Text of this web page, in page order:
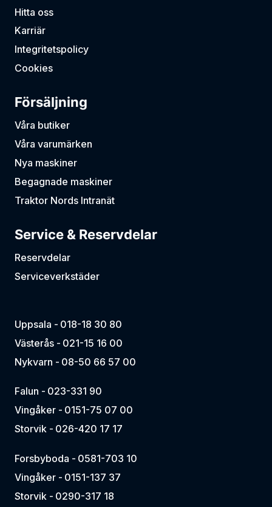
Hitta oss
Karriär
Integritetspolicy
Cookies
Försäljning
Våra butiker
Våra varumärken
Nya maskiner
Begagnade maskiner
Traktor Nords Intranät
Service & Reservdelar
Reservdelar
Serviceverkstäder
Uppsala - 018-18 30 80
Västerås - 021-15 16 00
Nykvarn - 08-50 66 57 00
Falun - 023-331 90
Vingåker - 0151-75 07 00
Storvik - 026-420 17 17
Forsbyboda - 0581-703 10
Vingåker - 0151-137 37
Storvik - 0290-317 18